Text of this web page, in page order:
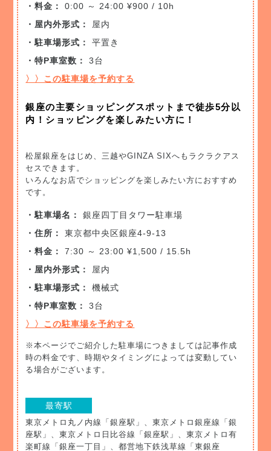
・料金：
0:00 ～ 24:00 ¥900 / 10h
・屋内外形式：
屋内
・駐車場形式：
平置き
・特P車室数：
3台
〉〉この駐車場を予約する
銀座の主要ショッピングスポットまで徒歩5分以
内！ショッピングを楽しみたい方に！
松屋銀座をはじめ、三越やGINZA SIXへもラクラクアス
セスできます。
いろんなお店でショッピングを楽しみたい方におすすめ
です。
・駐車場名：
銀座四丁目タワー駐車場
・住所：
東京都中央区銀座4-9-13
・料金：
7:30 ～ 23:00 ¥1,500 / 15.5h
・屋内外形式：
屋内
・駐車場形式：
機械式
・特P車室数：
3台
〉〉この駐車場を予約する
※本ページでご紹介した駐車場につきましては記事作成
時の料金です、時期やタイミングによっては変動してい
る場合がございます。
最寄駅
東京メトロ丸ノ内線「銀座駅」、東京メトロ銀座線「銀
座駅」、東京メトロ日比谷線「銀座駅」、東京メトロ有
楽町線「銀座一丁目」、都営地下鉄浅草線「東銀座